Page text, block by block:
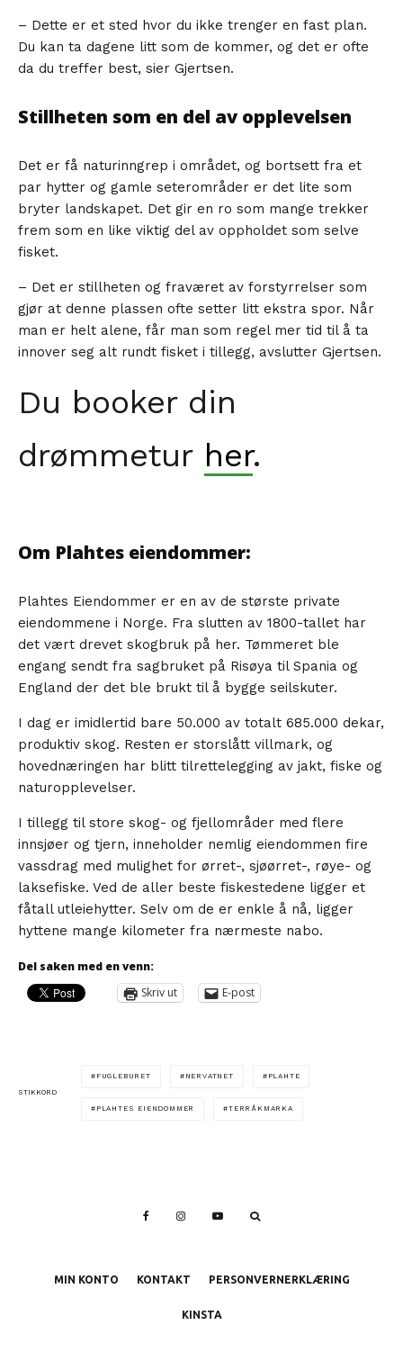
– Dette er et sted hvor du ikke trenger en fast plan.
Du kan ta dagene litt som de kommer, og det er ofte
da du treffer best, sier Gjertsen.
Stillheten som en del av opplevelsen
Det er få naturinngrep i området, og bortsett fra et
par hytter og gamle seterområder er det lite som
bryter landskapet. Det gir en ro som mange trekker
frem som en like viktig del av oppholdet som selve
fisket.
– Det er stillheten og fraværet av forstyrrelser som
gjør at denne plassen ofte setter litt ekstra spor. Når
man er helt alene, får man som regel mer tid til å ta
innover seg alt rundt fisket i tillegg, avslutter Gjertsen.
Du booker din
drømmetur her.
Om Plahtes eiendommer:
Plahtes Eiendommer er en av de største private
eiendommene i Norge. Fra slutten av 1800-tallet har
det vært drevet skogbruk på her. Tømmeret ble
engang sendt fra sagbruket på Risøya til Spania og
England der det ble brukt til å bygge seilskuter.
I dag er imidlertid bare 50.000 av totalt 685.000 dekar,
produktiv skog. Resten er storslått villmark, og
hovednæringen har blitt tilrettelegging av jakt, fiske og
naturopplevelser.
I tillegg til store skog- og fjellområder med flere
innsjøer og tjern, inneholder nemlig eiendommen fire
vassdrag med mulighet for ørret-, sjøørret-, røye- og
laksefiske. Ved de aller beste fiskestedene ligger et
fåtall utleiehytter. Selv om de er enkle å nå, ligger
hyttene mange kilometer fra nærmeste nabo.
Del saken med en venn:
Skriv ut
E-post
STIKKORD
FUGLEBURET NERVATNET PLAHTE
PLAHTES EIENDOMMER TERRÅKMARKA
MIN KONTO KONTAKT PERSONVERNERKLÆRING
KINSTA